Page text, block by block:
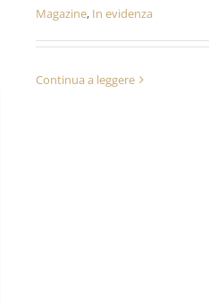
Magazine, In evidenza
Continua a leggere